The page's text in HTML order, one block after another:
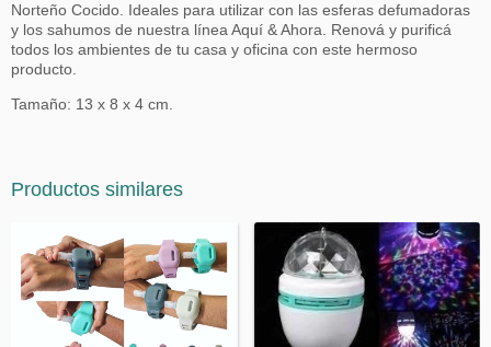
Norteño Cocido. Ideales para utilizar con las esferas defumadoras
y los sahumos de nuestra línea Aquí & Ahora. Renová y purificá
todos los ambientes de tu casa y oficina con este hermoso
producto.
Tamaño: 13 x 8 x 4 cm.
Productos similares